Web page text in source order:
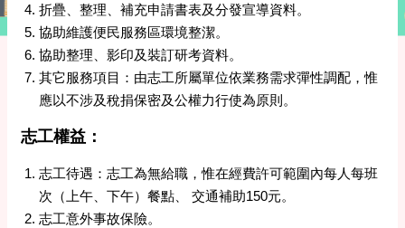
折疊、整理、補充申請書表及分發宣導資料。
協助維護便民服務區環境整潔。
協助整理、影印及裝訂研考資料。
其它服務項目：由志工所屬單位依業務需求彈性調配，惟
應以不涉及稅捐保密及公權力行使為原則。
志工權益：
志工待遇：志工為無給職，惟在經費許可範圍內每人每班
次（上午、下午）餐點、 交通補助150元。
志工意外事故保險。